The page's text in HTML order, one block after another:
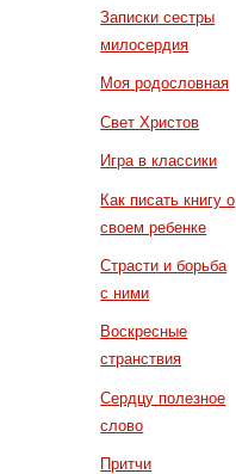
Записки сестры
милосердия
Моя родословная
Свет Христов
Игра в классики
Как писать книгу о
своем ребенке
Страсти и борьба
с ними
Воскресные
странствия
Сердцу полезное
слово
Притчи